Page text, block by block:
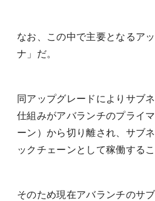
なお、この中で主要となるア
ナ」だ。
同アップグレードによりサブ
仕組みがアバランチのプライ
ーン）から切り離され、サブ
ックチェーンとして稼働するこ
そのため現在アバランチのサ